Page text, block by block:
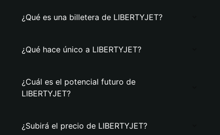
¿Qué es una billetera de LIBERTYJET?
¿Qué hace único a LIBERTYJET?
¿Cuál es el potencial futuro de
LIBERTYJET?
¿Subirá el precio de LIBERTYJET?